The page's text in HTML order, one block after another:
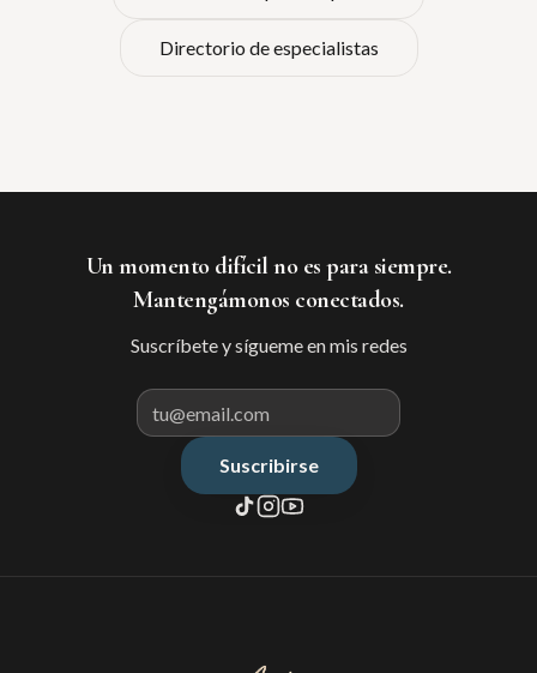
Directorio de especialistas
Un momento difícil no es para siempre.
Mantengámonos conectados.
Suscríbete y sígueme en mis redes
Correo electrónico para
Suscribirse